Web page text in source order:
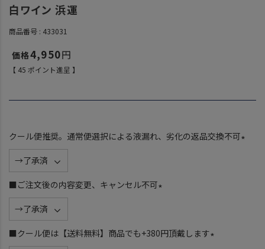
白ワイン 浜運
商品番号 433031
4,950
【 45 ポイント進呈 】
クール便推奨。通常便選択による液漏れ、劣化の返品交換不可
■ご注文後の内容変更、キャンセル不可
須
■クール便は【送料無料】商品でも+380円頂戴します